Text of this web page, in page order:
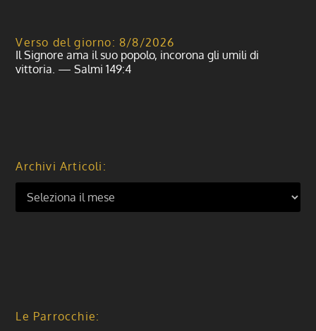
Verso del giorno: 8/8/2026
Il Signore ama il suo popolo, incorona gli umili di
vittoria. — Salmi 149:4
Archivi Articoli:
Le Parrocchie: